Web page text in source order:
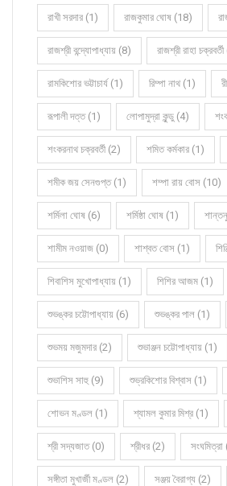
রাখী সরদার (1) রাজকুমার ঘোষ (18)
রাজশ্রী বন্দ্যোপাধ্যায় (8) রাজশ্রী রাহা
রামকিশোর ভট্টাচার্য (1) রিম্পা নাথ (1)
রূপালী দত্ত (1) লোপামুদ্রা কুন্ডু (4)
শংকরনাথ চক্রবর্তী (2) শমিত কর্মকার (1)
শমীক জয় সেনগুপ্ত (1) শম্পা রায় বোস (10)
শর্মিলা ঘোষ (6) শর্মিষ্ঠা ঘোষ (1)
শামীম নওয়াজ (0) শাশ্বত বোস (1)
শিবাশিস মুখোপাধ্যায় (1) শিশির আজম (1)
শুভঙ্কর চট্টোপাধ্যায় (6) শুভঙ্কর পাল (1)
শুভময় মজুমদার (2) শুভাঞ্জন চট্টোপাধ্যায় (1)
শুভাশিস সাহু (9) শুভ্রকিশোর বিশ্বাস (1)
শোভন মণ্ডল (1) শ্যামল কুমার মিশ্র (1)
শ্রী সদ্যজাত (0) শ্রীধর (2)
সঙ্গীতা মুখার্জী মণ্ডল (2) সঞ্জয় বৈরাগ্য (2)